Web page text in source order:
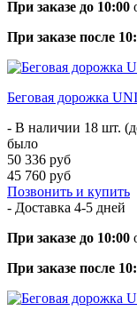
При заказе до 10:00
При заказе после
Беговая дорожка
- В наличии 18 шт.
было
50 336 руб
45 760 руб
Позвонить и купить
- Доставка 4-5 дней
При заказе до 10:00
При заказе после